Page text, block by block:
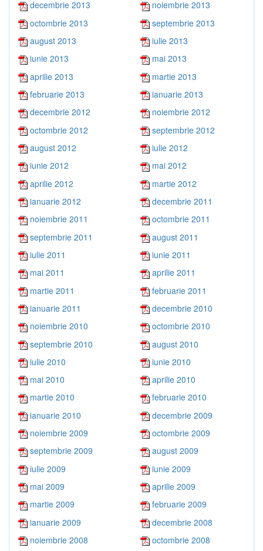
decembrie 2013
noiembrie 2013
octombrie 2013
septembrie 2013
august 2013
iulie 2013
iunie 2013
mai 2013
aprilie 2013
martie 2013
februarie 2013
ianuarie 2013
decembrie 2012
noiembrie 2012
octombrie 2012
septembrie 2012
august 2012
iulie 2012
iunie 2012
mai 2012
aprilie 2012
martie 2012
ianuarie 2012
decembrie 2011
noiembrie 2011
octombrie 2011
septembrie 2011
august 2011
iulie 2011
iunie 2011
mai 2011
aprilie 2011
martie 2011
februarie 2011
ianuarie 2011
decembrie 2010
noiembrie 2010
octombrie 2010
septembrie 2010
august 2010
iulie 2010
iunie 2010
mai 2010
aprilie 2010
martie 2010
februarie 2010
ianuarie 2010
decembrie 2009
noiembrie 2009
octombrie 2009
septembrie 2009
august 2009
iulie 2009
iunie 2009
mai 2009
aprilie 2009
martie 2009
februarie 2009
ianuarie 2009
decembrie 2008
noiembrie 2008
octombrie 2008